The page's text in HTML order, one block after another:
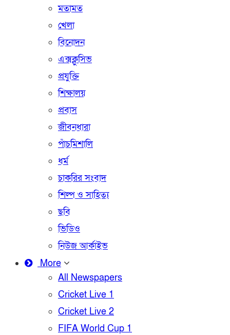
মতামত
খেলা
বিনোদন
এক্সক্লুসিভ
প্রযুক্তি
শিক্ষালয়
প্রবাস
জীবনধারা
পাঁচমিশালি
ধর্ম
চাকরির সংবাদ
শিল্প ও সাহিত্য
ছবি
ভিডিও
নিউজ আর্কাইভ
More
All Newspapers
Cricket Live 1
Cricket Live 2
FIFA World Cup 1